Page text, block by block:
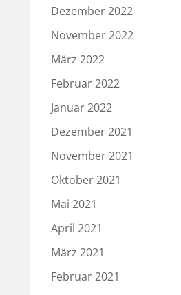
Dezember 2022
November 2022
März 2022
Februar 2022
Januar 2022
Dezember 2021
November 2021
Oktober 2021
Mai 2021
April 2021
März 2021
Februar 2021